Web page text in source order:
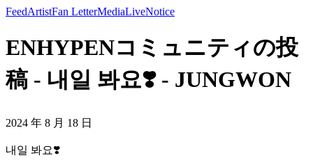
FeedArtistFan LetterMediaLiveNotice
ENHYPENコミュニティの投
稿 - 내일 봐요❣️ - JUNGWON
2024 年 8 月 18 日
내일 봐요❣️